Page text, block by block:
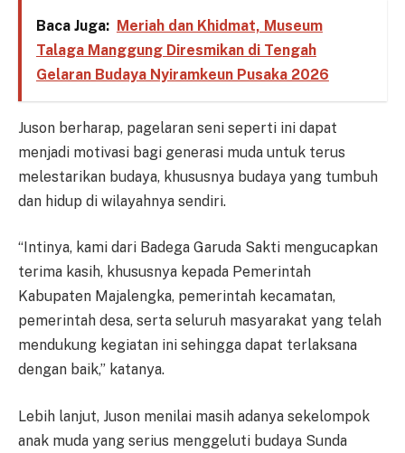
Baca Juga: Meriah dan Khidmat, Museum
Talaga Manggung Diresmikan di Tengah
Gelaran Budaya Nyiramkeun Pusaka 2026
Juson berharap, pagelaran seni seperti ini dapat
menjadi motivasi bagi generasi muda untuk terus
melestarikan budaya, khususnya budaya yang tumbuh
dan hidup di wilayahnya sendiri.
“Intinya, kami dari Badega Garuda Sakti mengucapkan
terima kasih, khususnya kepada Pemerintah
Kabupaten Majalengka, pemerintah kecamatan,
pemerintah desa, serta seluruh masyarakat yang telah
mendukung kegiatan ini sehingga dapat terlaksana
dengan baik,” katanya.
Lebih lanjut, Juson menilai masih adanya sekelompok
anak muda yang serius menggeluti budaya Sunda